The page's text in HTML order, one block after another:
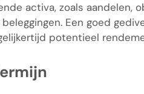
activa, zoals aandelen,
Een goed
potentieel